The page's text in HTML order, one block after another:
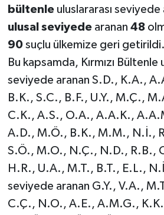
bültenleuluslararası seviyede
ulusal seviyedearanan 48
90suçlu ülkemize geri getirildi.
Bu kapsamda, Kırmızı Bültenle
seviyede aranan S.D., K.A.,
B.K., S.C., B.F., U.Y., M.Ç.,
C.K., A.S., O.A., A.A.K.,
A.D., M.Ö., B.K., M.M., N.İ.,
S.Ö., M.O., N.Ç., N.D., R.B.,
H.R., U.A., M.T., B.T., E.L.,
seviyede aranan G.Y., V.A.,
C.Ç., N.O., A.E., A.M.G.,